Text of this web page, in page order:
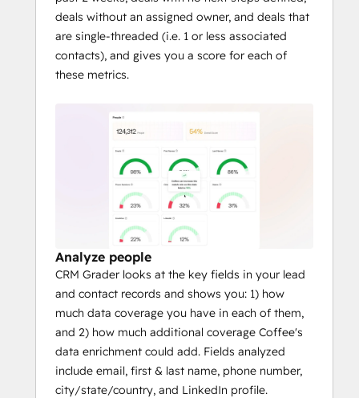
deals without an assigned owner, and deals that
are single-threaded (i.e. 1 or less associated
contacts), and gives you a score for each of
these metrics.
Analyze people
CRM Grader looks at the key fields in your lead
and contact records and shows you: 1) how
much data coverage you have in each of them,
and 2) how much additional coverage Coffee's
data enrichment could add. Fields analyzed
include email, first & last name, phone number,
city/state/country, and LinkedIn profile.